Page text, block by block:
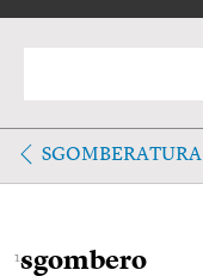
SGOMBERATURA
1sgombero